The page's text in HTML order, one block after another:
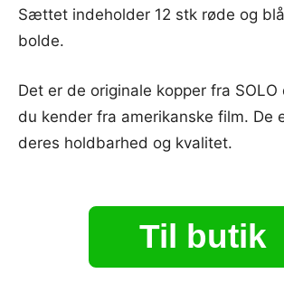
Sættet indeholder 12 stk røde og
bolde.
Det er de originale kopper fra SOLO
du kender fra amerikanske film. De
deres holdbarhed og kvalitet.
Til butik